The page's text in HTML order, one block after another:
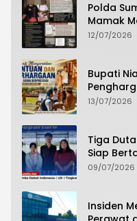
Polda
Mamak
Dugaan
12/07/2026
Bupati
Siswa
13/07/2026
Tiga
Siap
09/07/2026
Insiden